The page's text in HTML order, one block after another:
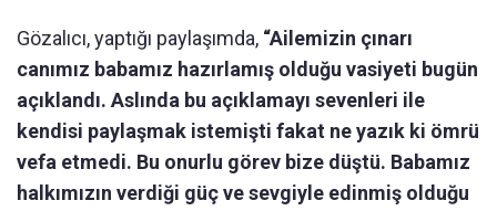
Gözalıcı, yaptığı paylaşımda, “Ailemizin çınarı
canımız babamız hazırlamış olduğu vasiyeti bugün
açıklandı. Aslında bu açıklamayı sevenleri ile
kendisi paylaşmak istemişti fakat ne yazık ki ömrü
vefa etmedi. Bu onurlu görev bize düştü. Babamız
halkımızın verdiği güç ve sevgiyle edinmiş olduğu